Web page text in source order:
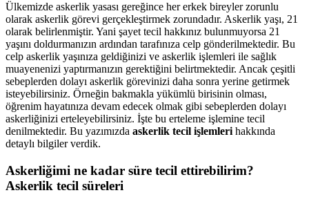
Ülkemizde askerlik yasası gereğince her erkek bireyler zorunlu
olarak askerlik görevi gerçekleştirmek zorundadır. Askerlik yaşı, 21
olarak belirlenmiştir. Yani şayet tecil hakkınız bulunmuyorsa 21
yaşını doldurmanızın ardından tarafınıza celp gönderilmektedir. Bu
celp askerlik yaşınıza geldiğinizi ve askerlik işlemleri ile sağlık
muayenenizi yaptırmanızın gerektiğini belirtmektedir. Ancak çeşitli
sebeplerden dolayı askerlik görevinizi daha sonra yerine getirmek
isteyebilirsiniz. Örneğin bakmakla yükümlü birisinin olması,
öğrenim hayatınıza devam edecek olmak gibi sebeplerden dolayı
askerliğinizi erteleyebilirsiniz. İşte bu erteleme işlemine tecil
denilmektedir. Bu yazımızda askerlik tecil işlemleri hakkında
detaylı bilgiler verdik.
Askerliğimi ne kadar süre tecil ettirebilirim?
Askerlik tecil süreleri